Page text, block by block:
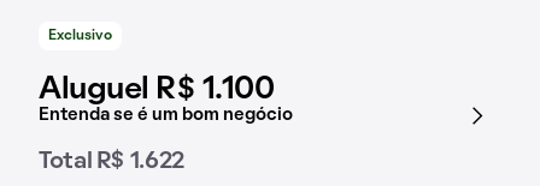
Exclusivo
Aluguel R$ 1.100
Entenda se é um bom negócio
Total R$ 1.622